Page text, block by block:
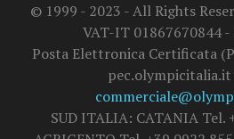
© 1999 - 2023 - All Rights
VAT-IT 01867670844 -
Posta Elettronica Certificata
pec.olympicitalia.it
SUD ITALIA: CATANIA Tel.